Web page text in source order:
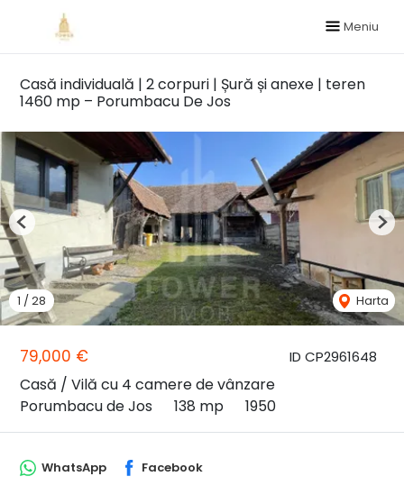
Meniu
Casă individuală | 2 corpuri | Șură și anexe | teren
1460 mp – Porumbacu De Jos
ID CP2961648
79,000 €
Casă / Vilă cu 4 camere de vânzare
Porumbacu de Jos
138 mp 1950
1 /28 Harta
Previous
WhatsApp Facebook